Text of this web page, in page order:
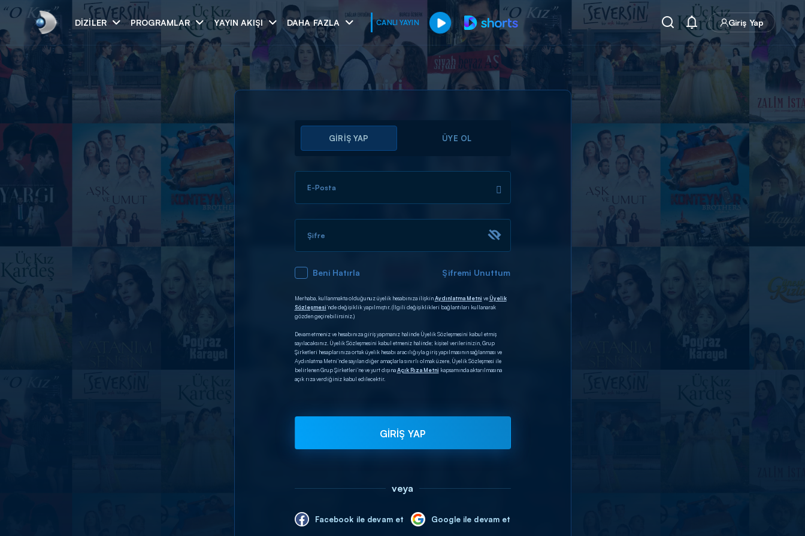
DIZILER PROGRAMLAR YAYIN AKIŞI DAHA FAZLA CANLI YAYIN Giriş Yap
Arama
ARAMA SONUÇLARI
GİRİŞ YAP ÜYE OL
E-Posta
Şifre
Beni Hatırla Şifremi Unuttum
Merhaba, kullanmakta olduğunuz üyelik hesabınıza ilişkinAydınlatma Metni veÜyelik
Sözleşmesi’nde değişiklik yapılmıştır. (İlgili değişiklikleri bağlantıları kullanarak
gözden geçirebilirsiniz.)
Devam etmeniz ve hesabınıza giriş yapmanız halinde Üyelik Sözleşmesini kabul etmiş
sayılacaksınız. Üyelik Sözleşmesini kabul etmeniz halinde; kişisel verilerinizin, Grup
Şirketleri hesaplarınıza ortak üyelik hesabı aracılığıyla giriş yapılmasının sağlanması ve
Aydınlatma Metni’nde sayılan diğer amaçlarla sınırlı olmak üzere, Üyelik Sözleşmesi ile
belirlenen Grup Şirketleri’ne ve yurt dışınaAçık Rıza Metni kapsamında aktarılmasına
açık rıza verdiğiniz kabul edilecektir.
GİRİŞ YAP
veya
Facebook ile devam et Google ile devam et